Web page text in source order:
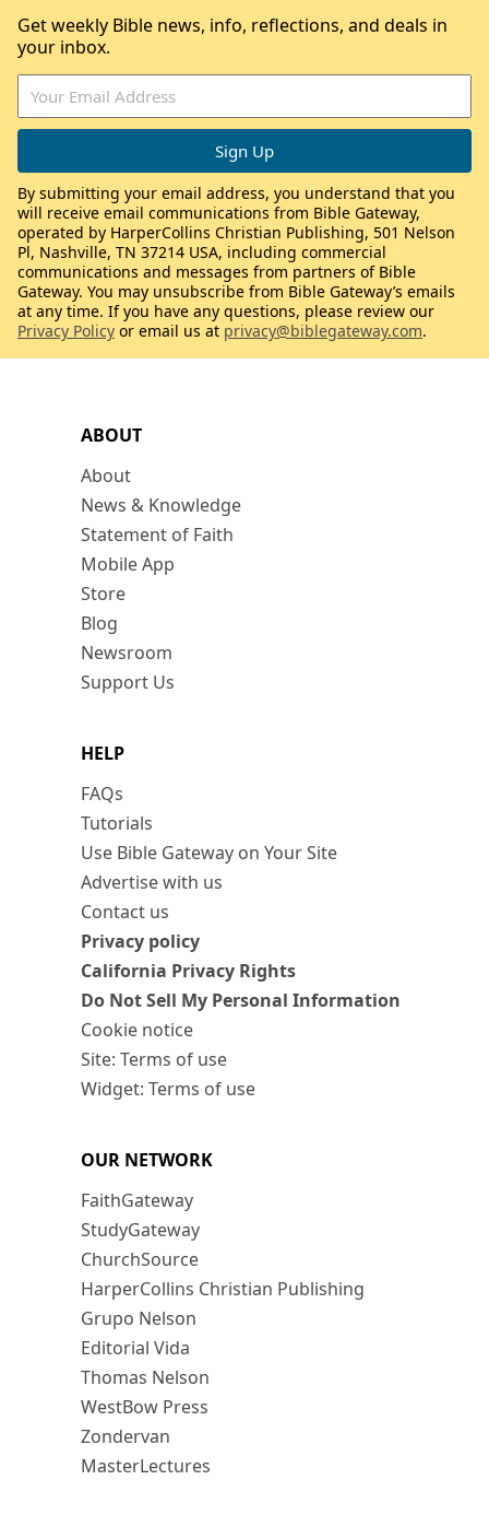
ABOUT
About
News & Knowledge
Statement of Faith
Mobile App
Store
Blog
Newsroom
Support Us
HELP
FAQs
Tutorials
Use Bible Gateway on Your Site
Advertise with us
Contact us
Privacy policy
California Privacy Rights
Do Not Sell My Personal Information
Cookie notice
Site: Terms of use
Widget: Terms of use
OUR NETWORK
FaithGateway
StudyGateway
ChurchSource
HarperCollins Christian Publishing
Grupo Nelson
Editorial Vida
Thomas Nelson
WestBow Press
Zondervan
MasterLectures
Get weekly Bible news, info, reflections, and deals in
your inbox.
By submitting your email address, you understand that you
will receive email communications from Bible Gateway,
operated by HarperCollins Christian Publishing, 501 Nelson
Pl, Nashville, TN 37214 USA, including commercial
communications and messages from partners of Bible
Gateway. You may unsubscribe from Bible Gateway’s emails
at any time. If you have any questions, please review our
Privacy Policy or email us at privacy@biblegateway.com.